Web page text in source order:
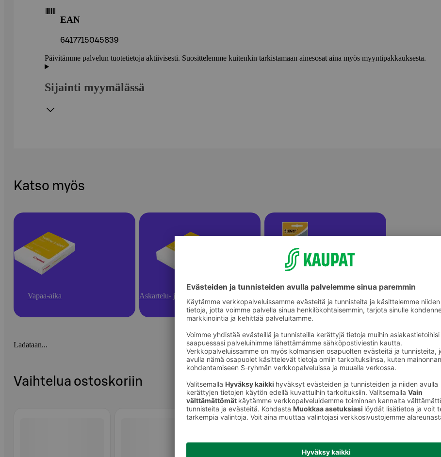
EAN
6417715045839
Päivitämme palvelun tuotetietoja aktiivisesti. Suosittelemme kuitenkin tarkistamaan ainesosat aina myös myyntipakkauksesta.
Sijainti myymälässä
Katso myös
Vapaa-aika Askartelu- ja toimistotarvikkeet
Ladataan...
Vaihtelua ostoskoriin